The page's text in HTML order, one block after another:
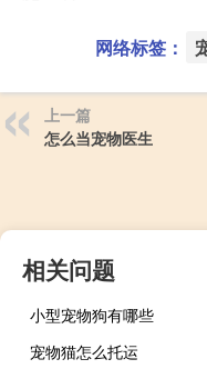
网络标签：
上一篇
怎么当宠物医生
相关问题
小型宠物狗有哪些
宠物猫怎么托运